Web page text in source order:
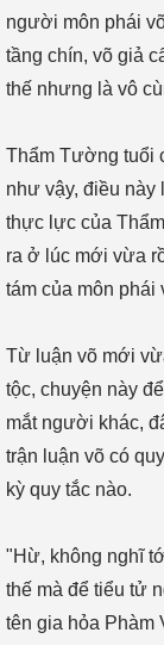
người môn phái
tầng chín, võ giả
thế nhưng là vô
Thẩm Tường tuổi
như vậy, điều
thực lực của
ra ở lúc mới vừa
tám của môn phái
Từ luận võ mới
tộc, chuyện này
mắt người khác,
trận luận võ có
kỳ quy tắc nào.
"Hừ, không nghĩ
thế mà để tiểu tử
tên gia hỏa Phàm